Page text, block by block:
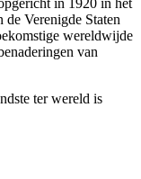
in 1920 in het
Verenigde Staten
wereldwijde
van